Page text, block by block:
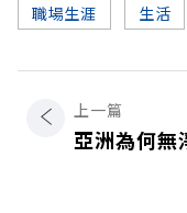
職場生涯 生活
上一篇
亞洲為何無